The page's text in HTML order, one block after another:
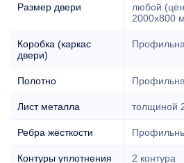
Размер двери
любой
2000x800
Коробка (каркас
двери)
Полотно
Лист металла толщиной
Ребра жёсткости
Контуры уплотнения 2 контура